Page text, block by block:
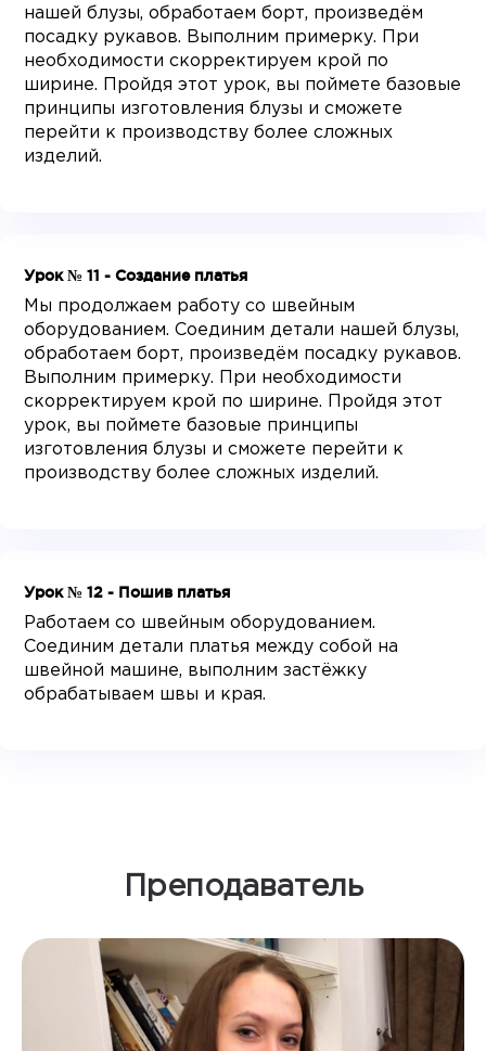
нашей блузы, обработаем борт, произведём
посадку рукавов. Выполним примерку. При
необходимости скорректируем крой по
ширине. Пройдя этот урок, вы поймете базовые
принципы изготовления блузы и сможете
перейти к производству более сложных
изделий.
Урок № 11 - Создание платья
Мы продолжаем работу со швейным
оборудованием. Соединим детали нашей блузы,
обработаем борт, произведём посадку рукавов.
Выполним примерку. При необходимости
скорректируем крой по ширине. Пройдя этот
урок, вы поймете базовые принципы
изготовления блузы и сможете перейти к
производству более сложных изделий.
Урок № 12 - Пошив платья
Работаем со швейным оборудованием.
Соединим детали платья между собой на
швейной машине, выполним застёжку
обрабатываем швы и края.
Преподаватель